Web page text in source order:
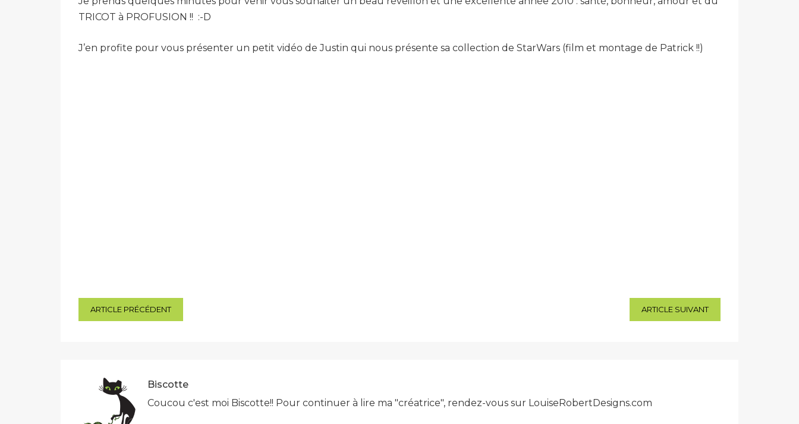
TRICOT à PROFUSION !! :-D
J’en profite pour vous présenter un petit vidéo de Justin qui nous présente sa collection de StarWars (film et montage de Patrick !!)
Navigation
ARTICLE PRÉCÉDENT ARTICLE SUIVANT
Biscotte
Coucou c'est moi Biscotte!! Pour continuer à lire ma "créatrice", rendez-vous sur LouiseRobertDesigns.com